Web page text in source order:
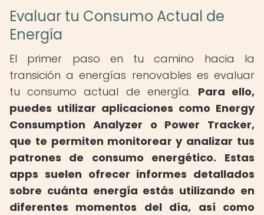
Evaluar tu Consumo Actual de
Energía
El primer paso en tu camino hacia la
transición a energías renovables es evaluar
tu consumo actual de energía. Para ello,
puedes utilizar aplicaciones como Energy
Consumption Analyzer o Power Tracker,
que te permiten monitorear y analizar tus
patrones de consumo energético.
Estas
apps suelen ofrecer informes detallados
sobre cuánta energía estás utilizando en
diferentes momentos del día, así como